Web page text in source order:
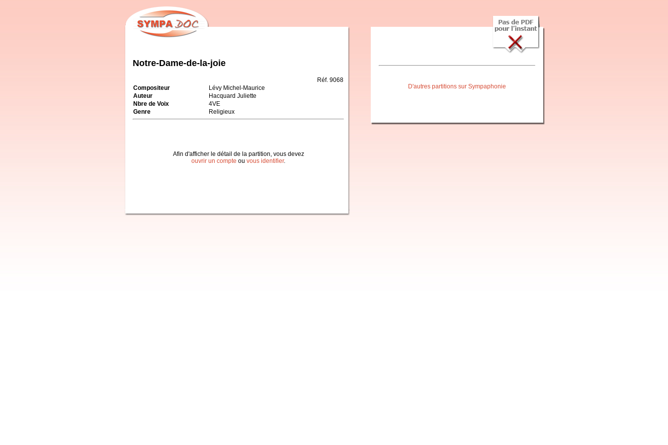
Notre-Dame-de-la-joie
Réf. 9068
Compositeur
Lévy Michel-Maurice
Auteur
Hacquard Juliette
Nbre de Voix
4VE
Genre
Religieux
Afin d'afficher le détail de la partition, vous devez
ouvrir un compte ou vous identifier.
D'autres partitions sur Sympaphonie